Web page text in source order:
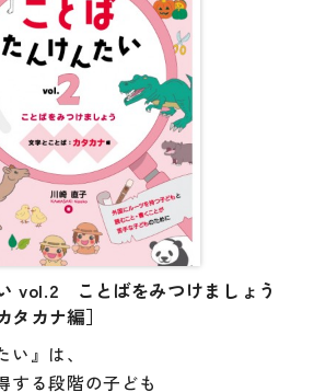
本
材
Ｄ
教材
たい」は、ひらがな練習の前段階
の使い方を身につけることをめざ
ンなど、多様な筆記具に親しみを
意欲を育てるワークをはじめ、消
さみを使った巧緻性の向上、さら
形認識まで、学習の基礎を支える
ィを収録しています。
・支援の場で、子どもたちが楽し
うに、ゲームやクイズなどの要素
ます。
vol.2 ことばをみつけましょう
タカナ編］
い』は、
る段階の子ども